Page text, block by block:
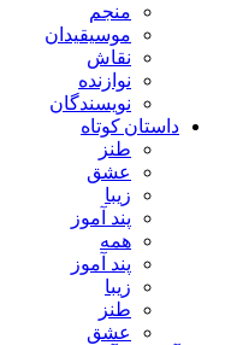
منجم
موسیقیدان
نقاش
نوازنده
نویسندگان
داستان کوتاه
طنز
عشق
زیبا
پند آموز
همه
پند آموز
زیبا
طنز
عشق